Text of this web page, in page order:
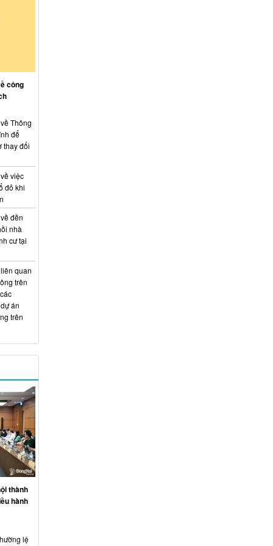
công
Thông
để
thay đổi
việc
đỏ khi
đền
nhà
cư tại
quan
trên
án
trên
thành
hành
lệ